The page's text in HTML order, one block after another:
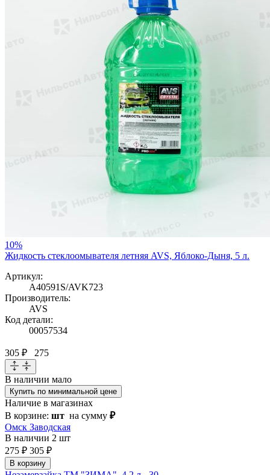
10%
Жидкость стеклоомывателя летняя AVS, Яблоко-Дыня, 5 л.
Артикул:
A40591S/AVK723
Производитель:
AVS
Код детали:
00057534
305 ₽ 275
В наличии мало
Купить по минимальной цене
Наличие в магазинах
В корзине: шт на сумму ₽
Омск Заводская
В наличии 2 шт
275 ₽ 305 ₽
В корзину